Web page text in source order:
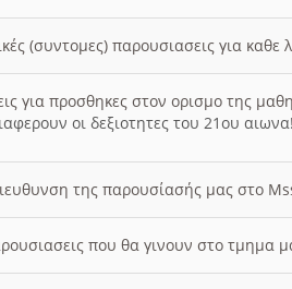
(συντομες) παρουσιασεις για καθε
για προσθηκες στον ορισμο της
οι δεξιοτητες του 21ου αιωνα!
της παρουσίασής μας στο
που θα γινουν στο τμημα